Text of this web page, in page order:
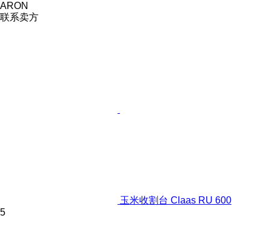
ARON
联系卖方
玉米收割台 Claas RU 600
5